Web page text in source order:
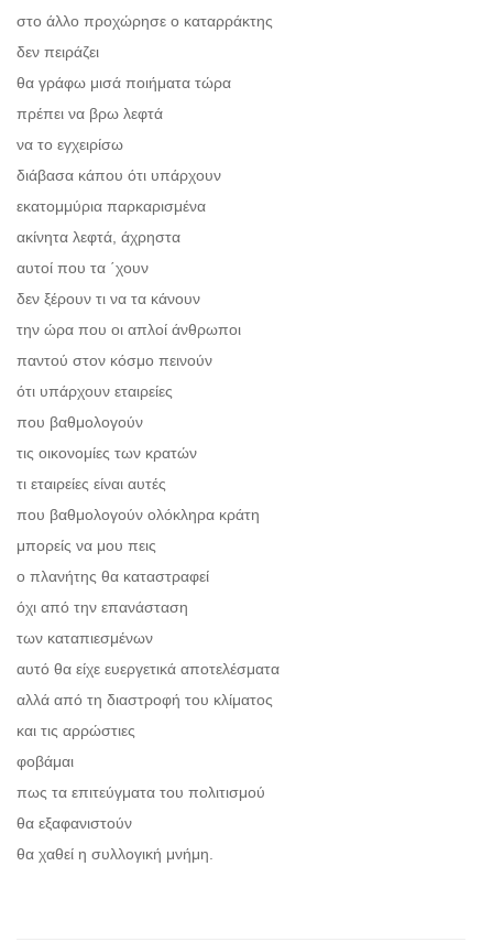
στο άλλο προχώρησε ο καταρράκτης
δεν πειράζει
θα γράφω μισά ποιήματα τώρα
πρέπει να βρω λεφτά
να το εγχειρίσω
διάβασα κάπου ότι υπάρχουν
εκατομμύρια παρκαρισμένα
ακίνητα λεφτά, άχρηστα
αυτοί που τα ΄χουν
δεν ξέρουν τι να τα κάνουν
την ώρα που οι απλοί άνθρωποι
παντού στον κόσμο πεινούν
ότι υπάρχουν εταιρείες
που βαθμολογούν
τις οικονομίες των κρατών
τι εταιρείες είναι αυτές
που βαθμολογούν ολόκληρα κράτη
μπορείς να μου πεις
ο πλανήτης θα καταστραφεί
όχι από την επανάσταση
των καταπιεσμένων
αυτό θα είχε ευεργετικά αποτελέσματα
αλλά από τη διαστροφή του κλίματος
και τις αρρώστιες
φοβάμαι
πως τα επιτεύγματα του πολιτισμού
θα εξαφανιστούν
θα χαθεί η συλλογική μνήμη.